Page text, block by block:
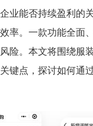
业能否持续盈利的
率。一款功能全面
险。本文将围绕服
键点，探讨如何通